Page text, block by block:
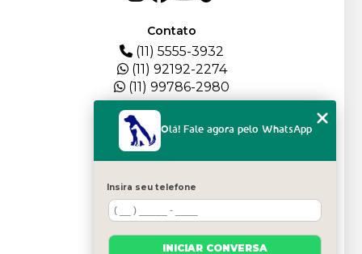
Contato
(11) 5555-3932
(11) 92192-2274
(11) 99786-2980
QUEM SOMOS
BLOG
FILHOTES
Olá! Fale agora pelo WhatsApp
Insira seu telefone
INICIAR CONVERSA